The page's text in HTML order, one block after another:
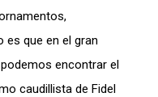
es que en el gran
encontrar el
caudillista de Fidel